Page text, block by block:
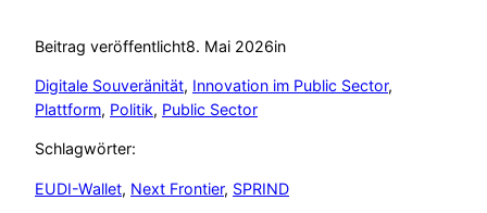
Beitrag veröffentlicht8. Mai 2026in
Digitale Souveränität, Innovation im Public Sector
Plattform, Politik, Public Sector
Schlagwörter:
EUDI-Wallet, Next Frontier, SPRIND